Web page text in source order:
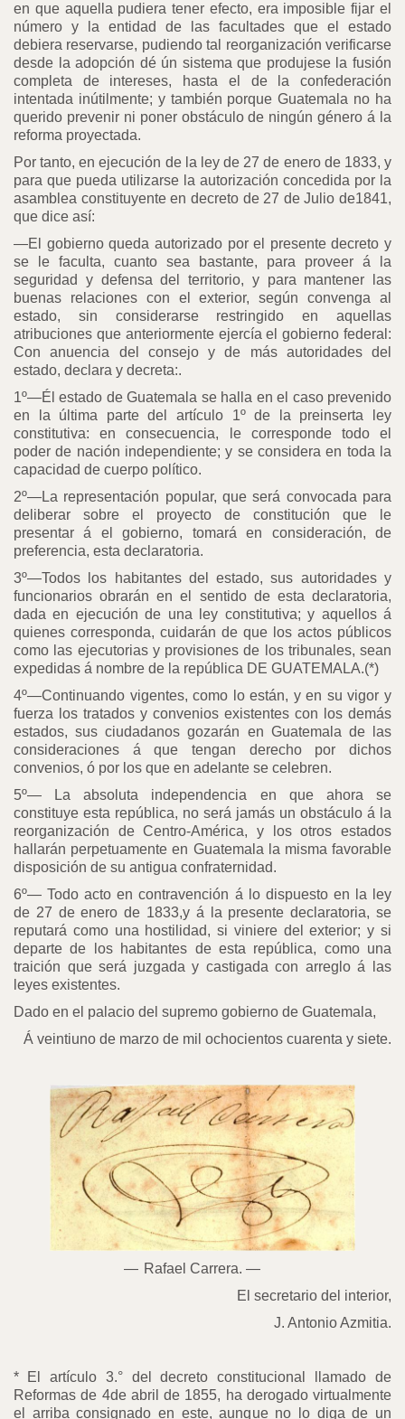
en que aquella pudiera tener efecto, era imposible fijar el
número y la entidad de las facultades que el estado
debiera reservarse, pudiendo tal reorganización verificarse
desde la adopción dé ún sistema que produjese la fusión
completa de intereses, hasta el de la confederación
intentada inútilmente; y también porque Guatemala no ha
querido prevenir ni poner obstáculo de ningún género á la
reforma proyectada.
Por tanto, en ejecución de la ley de 27 de enero de 1833, y
para que pueda utilizarse la autorización concedida por la
asamblea constituyente en decreto de 27 de Julio de1841,
que dice así:
—El gobierno queda autorizado por el presente decreto y
se le faculta, cuanto sea bastante, para proveer á la
seguridad y defensa del territorio, y para mantener las
buenas relaciones con el exterior, según convenga al
estado, sin considerarse restringido en aquellas
atribuciones que anteriormente ejercía el gobierno federal:
Con anuencia del consejo y de más autoridades del
estado, declara y decreta:.
1º—Él estado de Guatemala se halla en el caso prevenido
en la última parte del artículo 1º de la preinserta ley
constitutiva: en consecuencia, le corresponde todo el
poder de nación independiente; y se considera en toda la
capacidad de cuerpo político.
2º—La representación popular, que será convocada para
deliberar sobre el proyecto de constitución que le
presentar á el gobierno, tomará en consideración, de
preferencia, esta declaratoria.
3º—Todos los habitantes del estado, sus autoridades y
funcionarios obrarán en el sentido de esta declaratoria,
dada en ejecución de una ley constitutiva; y aquellos á
quienes corresponda, cuidarán de que los actos públicos
como las ejecutorias y provisiones de los tribunales, sean
expedidas á nombre de la república DE GUATEMALA.(*)
4º—Continuando vigentes, como lo están, y en su vigor y
fuerza los tratados y convenios existentes con los demás
estados, sus ciudadanos gozarán en Guatemala de las
consideraciones á que tengan derecho por dichos
convenios, ó por los que en adelante se celebren.
5º— La absoluta independencia en que ahora se
constituye esta república, no será jamás un obstáculo á la
reorganización de Centro-América, y los otros estados
hallarán perpetuamente en Guatemala la misma favorable
disposición de su antigua confraternidad.
6º— Todo acto en contravención á lo dispuesto en la ley
de 27 de enero de 1833,y á la presente declaratoria, se
reputará como una hostilidad, si viniere del exterior; y si
departe de los habitantes de esta república, como una
traición que será juzgada y castigada con arreglo á las
leyes existentes.
Dado en el palacio del supremo gobierno de Guatemala,
Á veintiuno de marzo de mil ochocientos cuarenta y siete.
— Rafael Carrera. —
El secretario del interior,
J. Antonio Azmitia.
*
El artículo 3.° del decreto constitucional llamado de
Reformas de 4de abril de 1855, ha derogado virtualmente
el arriba consignado en este, aunque no lo diga de un